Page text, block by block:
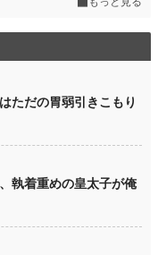
ただの胃弱引きこもり
執着重めの皇太子が俺